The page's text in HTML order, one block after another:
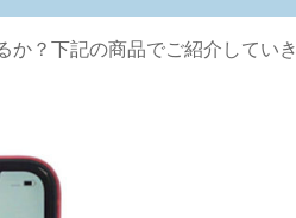
か？下記の商品でご紹介していき